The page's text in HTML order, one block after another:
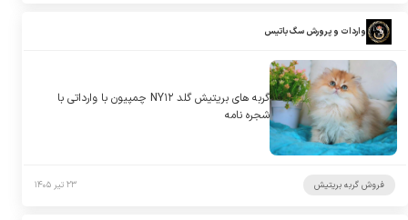
واردات و پرورش سگ باتیس
گربه های بریتیش گلد NY۱۲ چمپیون با وارداتی با
شجره نامه
فروش گربه بریتیش ۲۳ تیر ۱۴۰۵